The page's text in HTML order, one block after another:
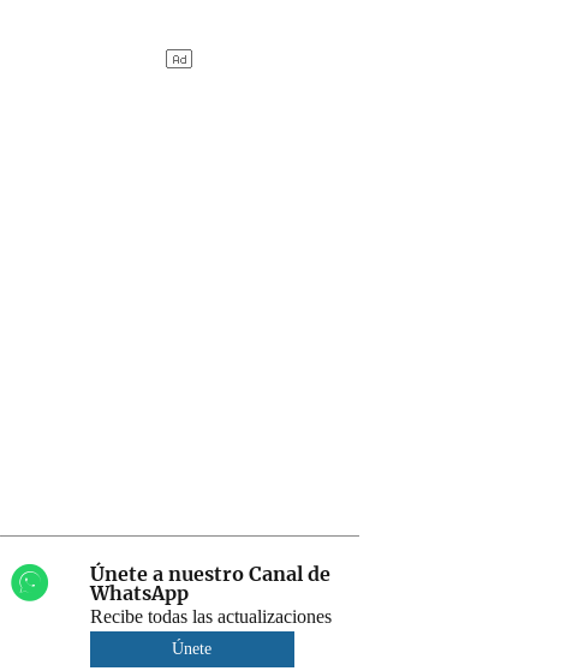
Únete a nuestro Canal de
WhatsApp
Recibe todas las actualizaciones
Únete